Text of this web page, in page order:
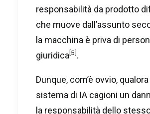
responsabilità da prodotto
che muove dall’assunto
la macchina è priva di
giuridica[5].
Dunque, com’è ovvio,
sistema di IA cagioni un
la responsabilità dello